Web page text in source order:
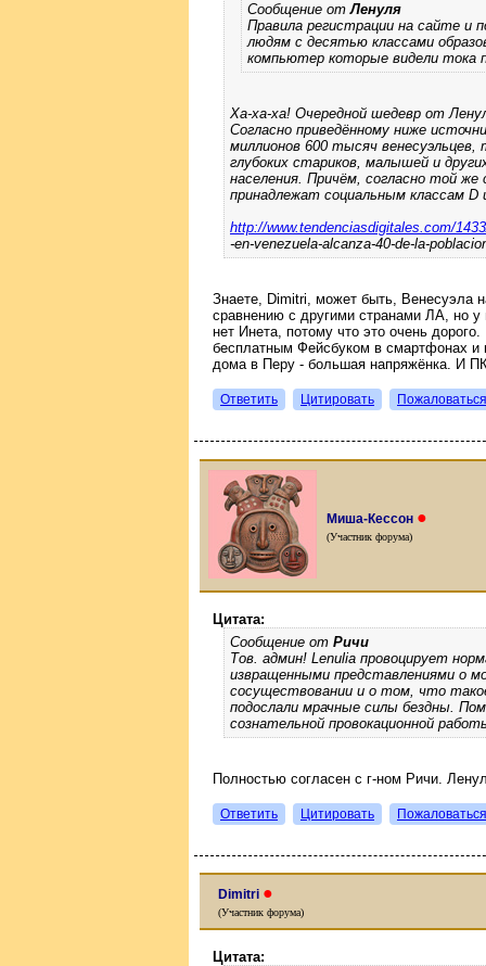
Сообщение отЛенуля
Правила регистрации на сайте и
людям с десятью классами
компьютер которые видели тока
Ха-ха-ха! Очередной шедевр от
Согласно приведённому ниже
миллионов 600 тысяч
глубоких стариков, малышей и
населения. Причём, согласно той же
принадлежат социальным классам D
http://www.tendenciasdigitales.com/
-en-venezuela-alcanza-40-de-la-
Знаете, Dimitri, может быть, Венесуэла
сравнению с другими странами ЛА, но
нет Инета, потому что это очень
бесплатным Фейсбуком в смартфонах и
дома в Перу - большая напряжёнка. И
Ответить Цитировать Пожаловаться
Миша-Кессон ●
(Участник форума)
Цитата:
Сообщение от Ричи
Тов. админ! Lenulia провоцирует
извращенными представлениями о
сосуществовании и о том, что
подослали мрачные силы бездны.
сознательной провокационной
Полностью согласен с г-ном Ричи.
Ответить Цитировать Пожаловаться
Dimitri ●
(Участник форума)
Цитата: